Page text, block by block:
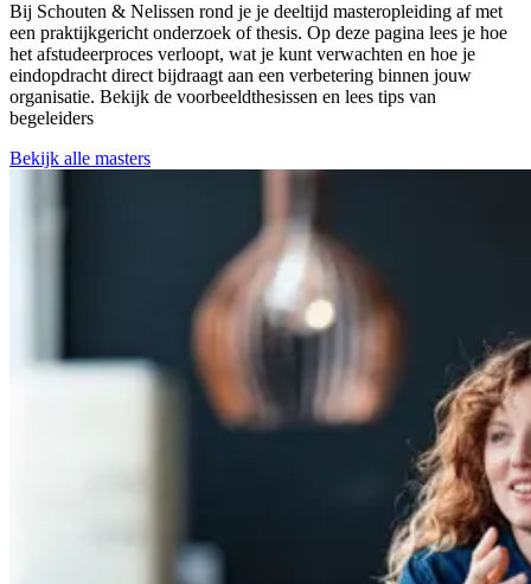
Bij Schouten & Nelissen rond je je deeltijd masteropleiding af met
een praktijkgericht onderzoek of thesis. Op deze pagina lees je hoe
het afstudeerproces verloopt, wat je kunt verwachten en hoe je
eindopdracht direct bijdraagt aan een verbetering binnen jouw
organisatie. Bekijk de voorbeeldthesissen en lees tips van
begeleiders
Bekijk alle masters